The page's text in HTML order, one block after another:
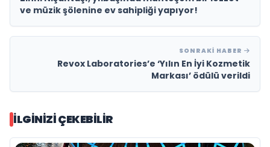
ve müzik şölenine ev sahipliği yapıyor!
SONRAKI HABER
Revox Laboratories’e ‘Yılın En İyi Kozmetik
Markası’ ödülü verildi
İLGINIZI ÇEKEBILIR